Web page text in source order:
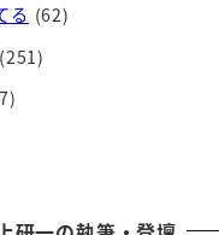
る (62)
(251)